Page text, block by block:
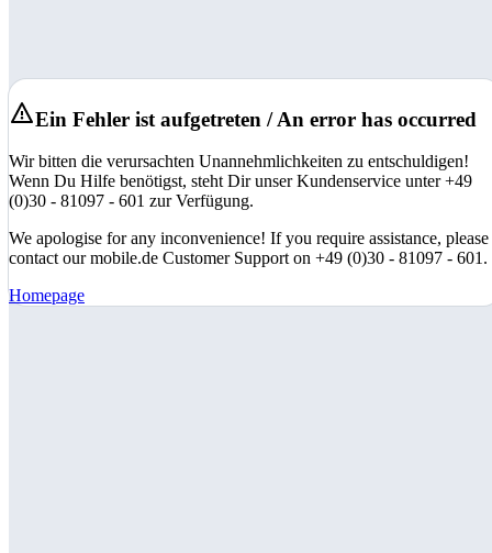
Ein Fehler ist aufgetreten / An error has occurred
Wir bitten die verursachten Unannehmlichkeiten zu entschuldigen!
Wenn Du Hilfe benötigst, steht Dir unser Kundenservice unter +49
(0)30 - 81097 - 601 zur Verfügung.
We apologise for any inconvenience! If you require assistance, please
contact our mobile.de Customer Support on +49 (0)30 - 81097 - 601.
Homepage